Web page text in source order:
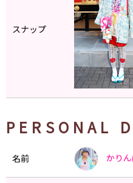
スナップ
PERSONAL
名前 かり